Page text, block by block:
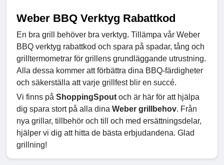
Weber BBQ Verktyg Rabattkod
En bra grill behöver bra verktyg. Tillämpa vår Weber
BBQ verktyg rabattkod och spara på spadar, tång och
grilltermometrar för grillens grundläggande utrustning.
Alla dessa kommer att förbättra dina BBQ-färdigheter
och säkerställa att varje grillfest blir en succé.
Vi finns på ShoppingSpoutoch är här för att hjälpa
dig spara stort på alla dina Weber grillbehov. Från
nya grillar, tillbehör och till och med ersättningsdelar,
hjälper vi dig att hitta de bästa erbjudandena. Glad
grillning!